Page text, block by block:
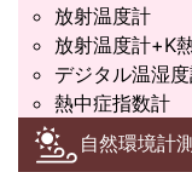
放射温度計
放射温度計+K
デジタル温湿
熱中症指数計
自然環境計